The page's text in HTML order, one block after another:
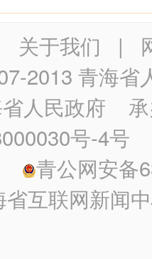
关于我们 |
2013 青海省
人民政府 承
号-4号
青公网安备
省互联网新闻